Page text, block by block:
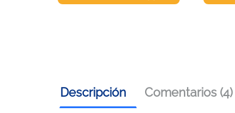
Descripción Comentarios (4)